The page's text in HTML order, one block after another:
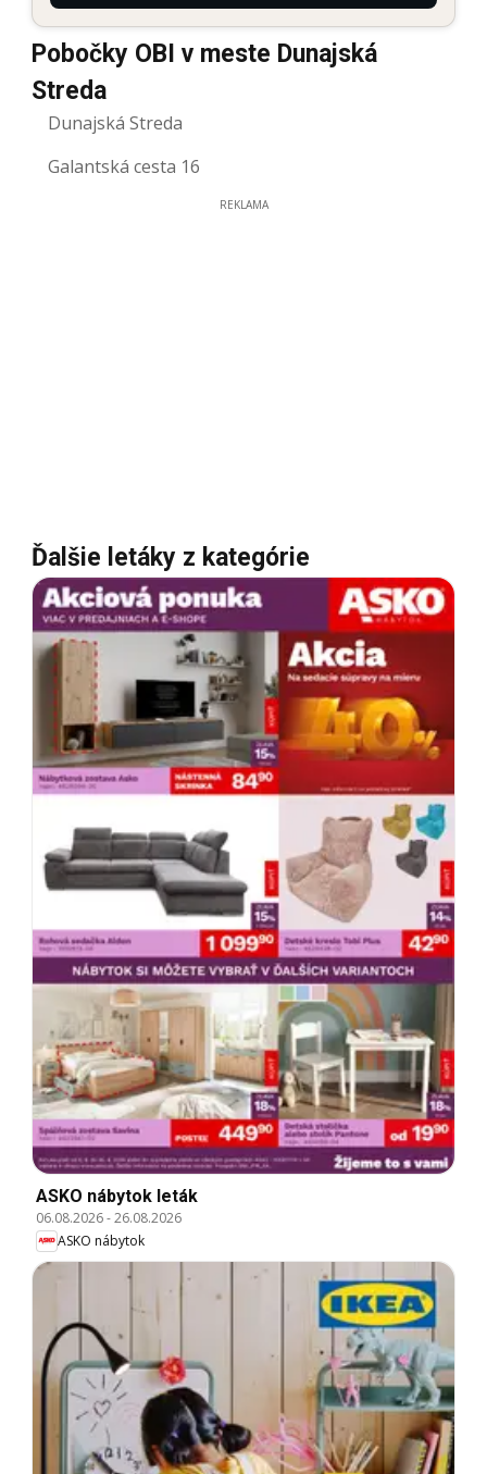
Pobočky OBI v meste Dunajská
Streda
Dunajská Streda
Galantská cesta 16
REKLAMA
Ďalšie letáky z kategórie
ASKO nábytok leták
06.08.2026-26.08.2026
ASKO nábytok